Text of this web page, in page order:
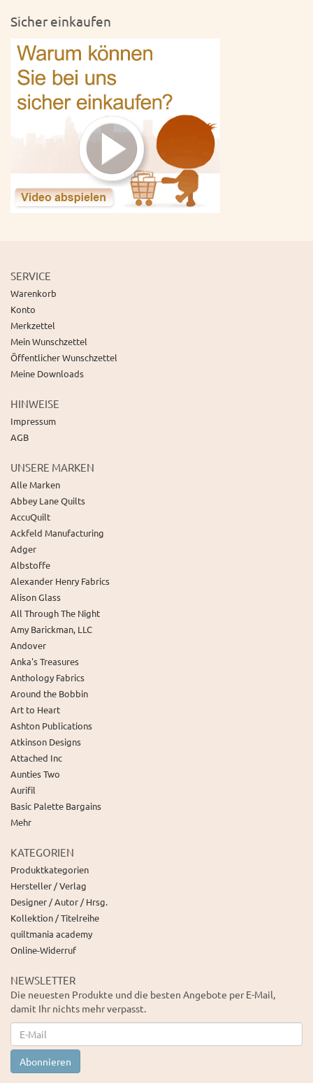
Sicher einkaufen
SERVICE
Warenkorb
Konto
Merkzettel
Mein Wunschzettel
Öffentlicher Wunschzettel
Meine Downloads
HINWEISE
Impressum
AGB
UNSERE MARKEN
Alle Marken
Abbey Lane Quilts
AccuQuilt
Ackfeld Manufacturing
Adger
Albstoffe
Alexander Henry Fabrics
Alison Glass
All Through The Night
Amy Barickman, LLC
Andover
Anka's Treasures
Anthology Fabrics
Around the Bobbin
Art to Heart
Ashton Publications
Atkinson Designs
Attached Inc
Aunties Two
Aurifil
Basic Palette Bargains
Mehr
KATEGORIEN
Produktkategorien
Hersteller / Verlag
Designer / Autor / Hrsg.
Kollektion / Titelreihe
quiltmania academy
Online-Widerruf
NEWSLETTER
Die neuesten Produkte und die besten Angebote per E-Mail,
damit Ihr nichts mehr verpasst.
Newsletter
Abonnieren